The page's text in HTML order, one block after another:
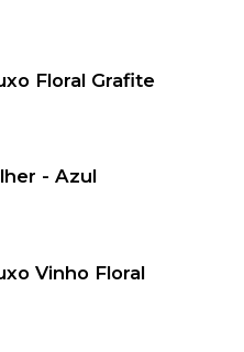
Floral Grafite
- Azul
Vinho Floral